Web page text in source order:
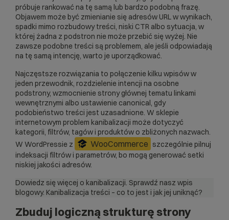
próbuje rankować na tę samą lub bardzo podobną frazę.
Objawem może być zmienianie się adresów URL w wynikach,
spadki mimo rozbudowy treści, niski CTR albo sytuacja, w
której żadna z podstron nie może przebić się wyżej. Nie
zawsze podobne treści są problemem, ale jeśli odpowiadają
na tę samą intencję, warto je uporządkować.
Najczęstsze rozwiązania to połączenie kilku wpisów w
jeden przewodnik, rozdzielenie intencji na osobne
podstrony, wzmocnienie strony głównej tematu linkami
wewnętrznymi albo ustawienie canonical, gdy
podobieństwo treści jest uzasadnione. W sklepie
internetowym problem kanibalizacji może dotyczyć
kategorii, filtrów, tagów i produktów o zbliżonych nazwach.
W WordPressie z
WooCommerce szczególnie pilnuj
indeksacji filtrów i parametrów, bo mogą generować setki
niskiej jakości adresów.
Dowiedz się więcej o kanibalizacji. Sprawdź nasz wpis
blogowy. Kanibalizacja treści – co to jest i jak jej uniknąć?
Zbuduj logiczną strukturę strony